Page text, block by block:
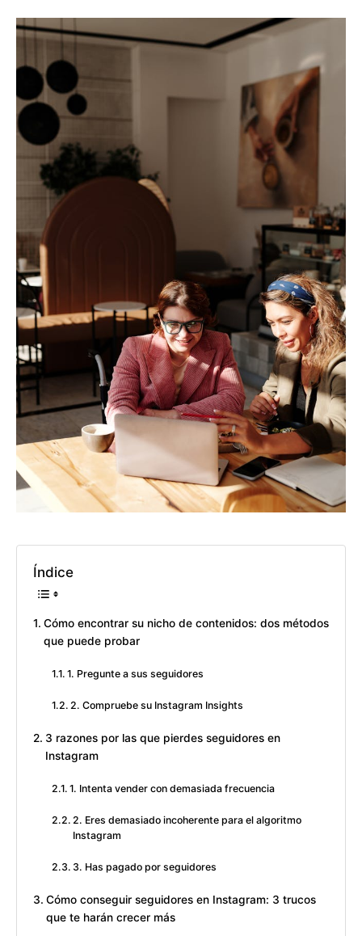
Índice
Cómo encontrar su nicho de contenidos: dos métodos
que puede probar
1. Pregunte a sus seguidores
2. Compruebe su Instagram Insights
3 razones por las que pierdes seguidores en
Instagram
1. Intenta vender con demasiada frecuencia
2. Eres demasiado incoherente para el algoritmo
Instagram
3. Has pagado por seguidores
Cómo conseguir seguidores en Instagram: 3 trucos
que te harán crecer más